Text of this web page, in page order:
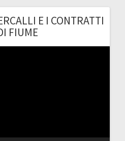
E I CONTRATTI
FIUME